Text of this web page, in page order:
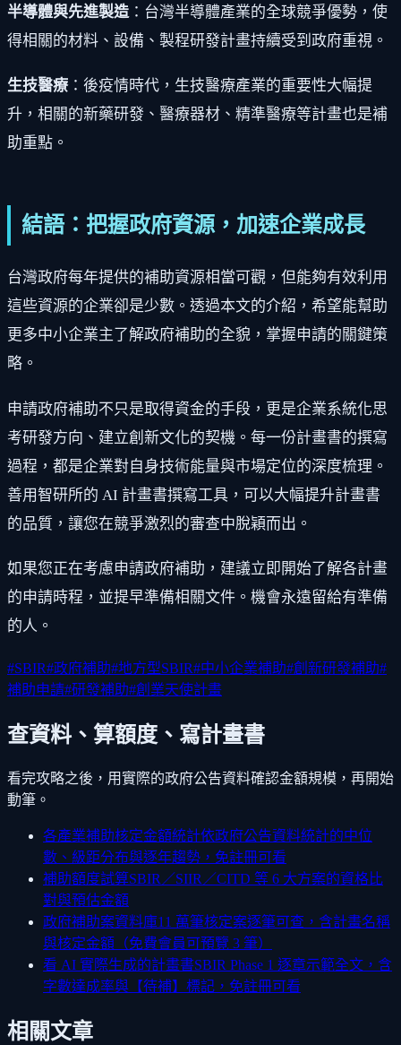
半導體與先進製造 ：台灣半導體產業的全球競爭優勢，使
得相關的材料、設備、製程研發計畫持續受到政府重視。
生技醫療：後疫情時代，生技醫療產業的重要性大幅提
升，相關的新藥研發、醫療器材、精準醫療等計畫也是補
助重點。
結語：把握政府資源，加速企業成長
台灣政府每年提供的補助資源相當可觀，但能夠有效利用
這些資源的企業卻是少數。透過本文的介紹，希望能幫助
更多中小企業主了解政府補助的全貌，掌握申請的關鍵策
略。
申請政府補助不只是取得資金的手段，更是企業系統化思
考研發方向、建立創新文化的契機。每一份計畫書的撰寫
過程，都是企業對自身技術能量與市場定位的深度梳理。
善用智研所的 AI 計畫書撰寫工具，可以大幅提升計畫書
的品質，讓您在競爭激烈的審查中脫穎而出。
如果您正在考慮申請政府補助，建議立即開始了解各計畫
的申請時程，並提早準備相關文件。機會永遠留給有準備
的人。
#SBIR#政府補助#地方型SBIR#中小企業補助#創新研發補助#
補助申請#研發補助#創業天使計畫
查資料、算額度、寫計畫書
看完攻略之後，用實際的政府公告資料確認金額規模，再開始
動筆。
各產業補助核定金額統計依政府公告資料統計的中位
數、級距分布與逐年趨勢，免註冊可看
補助額度試算SBIR／SIIR／CITD 等 6 大方案的資格比
對與預估金額
政府補助案資料庫11 萬筆核定案逐筆可查，含計畫名稱
與核定金額（免費會員可預覽 3 筆）
看 AI 實際生成的計畫書SBIR Phase 1 逐章示範全文，含
字數達成率與【待補】標記，免註冊可看
相關文章